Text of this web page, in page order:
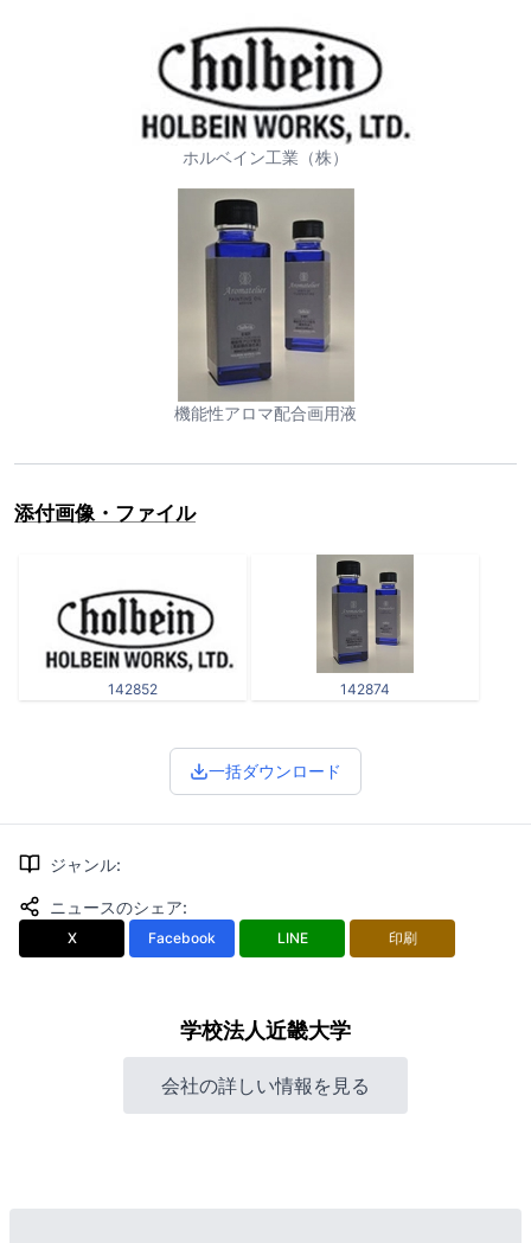
ホルベイン工業（株）
機能性アロマ配合画用液
添付画像・ファイル
142852 142874
一括ダウンロード
ジャンル:
ニュースのシェア:
X Facebook LINE 印刷
学校法人近畿大学
会社の詳しい情報を見る